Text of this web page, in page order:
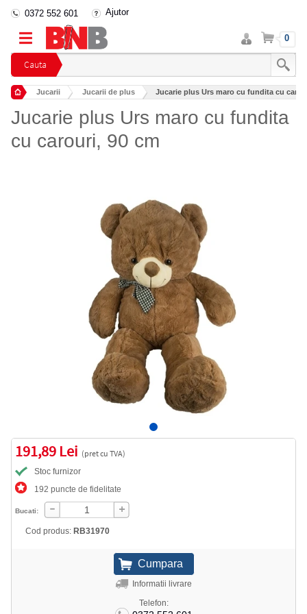
Cauta
0372 552 601 Ajutor
Intra
in
cont
Cos 0
Jucarii Jucarii de plus Jucarie plus Urs maro cu fundita cu
Jucarie plus Urs maro cu fundita
cu carouri, 90 cm
191,89 Lei (pret cu TVA)
Stoc furnizor
192 puncte de fidelitate
Bucati:
Cod produs: RB31970
Informatii livrare
Telefon: